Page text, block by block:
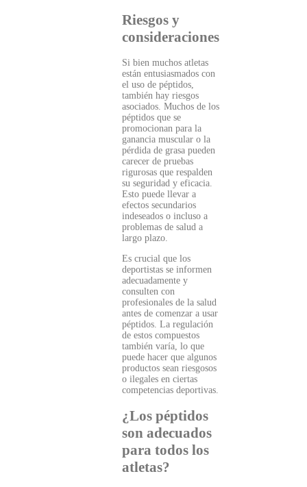
Riesgos y
consideraciones
Si bien muchos atletas
están entusiasmados con
el uso de péptidos,
también hay riesgos
asociados. Muchos de los
péptidos que se
promocionan para la
ganancia muscular o la
pérdida de grasa pueden
carecer de pruebas
rigurosas que respalden
su seguridad y eficacia.
Esto puede llevar a
efectos secundarios
indeseados o incluso a
problemas de salud a
largo plazo.
Es crucial que los
deportistas se informen
adecuadamente y
consulten con
profesionales de la salud
antes de comenzar a usar
péptidos. La regulación
de estos compuestos
también varía, lo que
puede hacer que algunos
productos sean riesgosos
o ilegales en ciertas
competencias deportivas.
¿Los péptidos
son adecuados
para todos los
atletas?